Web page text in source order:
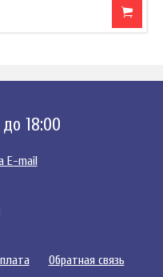
18:00
E-mail
Обратная связь